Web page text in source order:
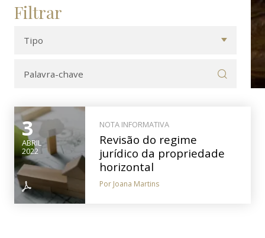
Filtrar
3
ABRIL
2022
NOTA INFORMATIVA
Revisão do regime
jurídico da propriedade
horizontal
Por Joana Martins